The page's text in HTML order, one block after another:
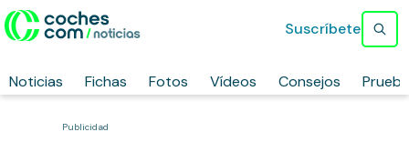
Noticias Fichas Fotos Vídeos Consejos
Suscríbete
Publicidad